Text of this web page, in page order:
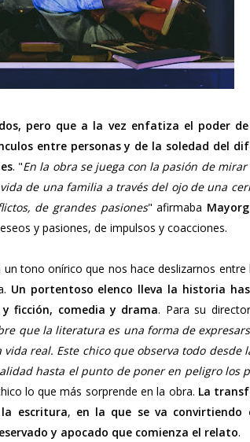
pero que a la vez enfatiza el poder
entre personas y de la soledad del
. "En la obra se juega con la pasión de
de una familia a través del ojo de una
de grandes pasiones" afirmaba
y pasiones, de impulsos y coacciones.
tono onírico que nos hace deslizarnos entre
Un portentoso elenco lleva la historia
ficción, comedia y drama. Para su
que la literatura es una forma de
real. Este chico que observa todo desde
hasta el punto de poner en peligro los
lo que más sorprende en la obra. La
escritura, en la que se va convirtiendo
y apocado que comienza el relato.